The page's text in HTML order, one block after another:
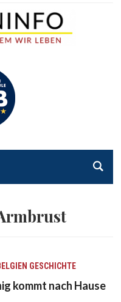
GESCHICHTE
kommt nach Hause